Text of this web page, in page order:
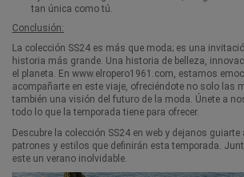
tan única como tú.
Conclusión:
La colección SS24 es más que moda; es una
historia más grande. Una historia de belleza,
el planeta. En www.elropero1961.com, estamos
acompañarte en este viaje, ofreciéndote no solo las
también una visión del futuro de la moda. Únete a
todo lo que la temporada tiene para ofrecer.
Descubre la colección SS24 en web y dejanos
patrones y estilos que definirán esta temporada.
este un verano inolvidable.